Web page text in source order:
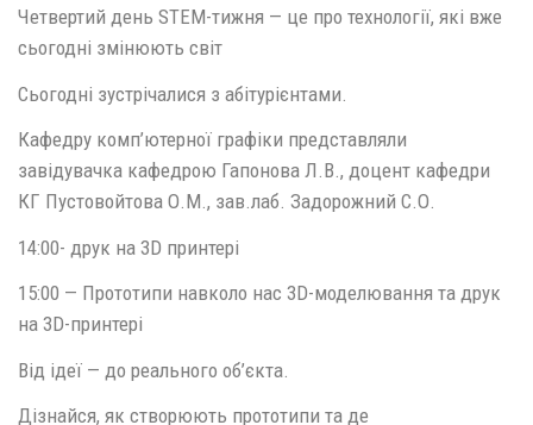
Четвертий день STEM-тижня — це про технології, які вже
сьогодні змінюють світ
Сьогодні зустрічалися з абітурієнтами.
Кафедру комп’ютерної графіки представляли
завідувачка кафедрою Гапонова Л.В., доцент кафедри
КГ Пустовойтова О.М., зав.лаб. Задорожний С.О.
14:00- друк на 3D принтері
15:00 — Прототипи навколо нас 3D-моделювання та друк
на 3D-принтері
Від ідеї — до реального об’єкта.
Дізнайся, як створюють прототипи та де